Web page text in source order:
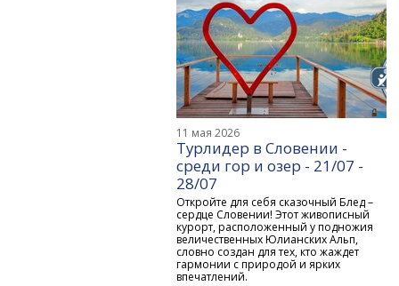
11 мая 2026
Турлидер в Словении -
среди гор и озер - 21/07 -
28/07
Откройте для себя сказочный Блед –
сердце Словении! Этот живописный
курорт, расположенный у подножия
величественных Юлианских Альп,
словно создан для тех, кто жаждет
гармонии с природой и ярких
впечатлений.